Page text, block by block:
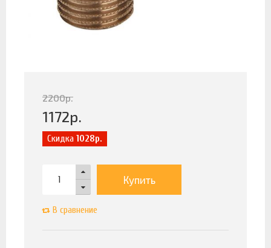
2200р.
1172р.
Скидка 1028р.
Купить
В сравнение